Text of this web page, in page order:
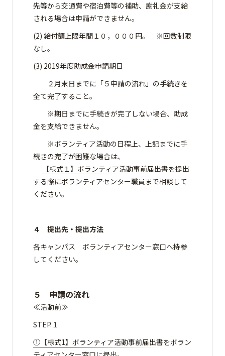
先等から交通費や宿泊費等の補助、謝礼金が支給
される場合は申請ができません。
(2) 給付額上限年間１０，０００円。 ※回数制限
なし。
(3) 2019年度助成金申請期日
２月末日までに「５申請の流れ」の手続きを
全て完了すること。
※期日までに手続きが完了しない場合、助成
金を支給できません。
※ボランティア活動の日程上、上記までに手
続きの完了が困難な場合は、
【様式１】ボランティア活動事前届出書を提出
する際にボランティアセンター職員まで相談して
ください。
４ 提出先・提出方法
各キャンパス ボランティアセンター窓口へ持参
してください。
５ 申請の流れ
≪活動前≫
STEP.１
①【様式1】ボランティア活動事前届出書をボラン